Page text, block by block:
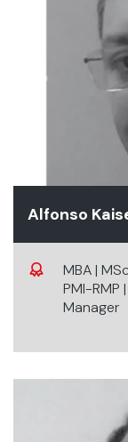
Alfonso
MBA |
PMI-
Manager